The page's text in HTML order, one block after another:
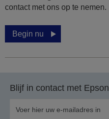
contact met ons op te nemen.
Begin nu
Blijf in contact met Epson